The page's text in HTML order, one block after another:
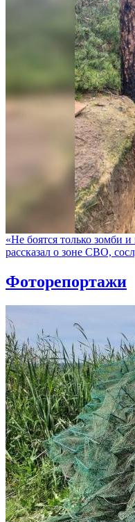
«Не боятся только зомби
рассказал о зоне СВО,
Фоторепортажи